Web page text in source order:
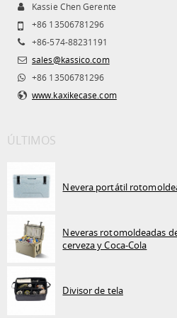
Kassie Chen Gerente
+86 13506781296
+86-574-88231191
sales@kassico.com
+86 13506781296
www.kaxikecase.com
ÚLTIMOS
Nevera portátil
Neveras rotomoldeadas
cerveza y Coca-Cola
Divisor de tela